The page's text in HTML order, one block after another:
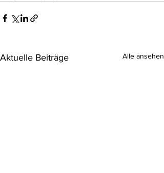
Aktuelle Beiträge Alle ansehen